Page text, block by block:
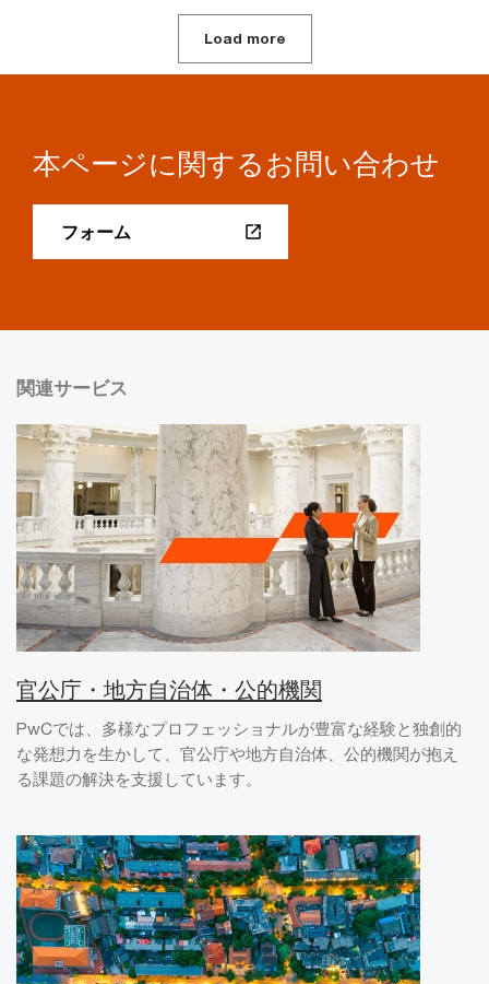
Load more
本ページに関するお問い合わせ
フォーム
関連サービス
官公庁・地方自治体・公的機関
PwCでは、多様なプロフェッショナルが豊富な経験と独創的
な発想力を生かして、官公庁や地方自治体、公的機関が抱え
る課題の解決を支援しています。